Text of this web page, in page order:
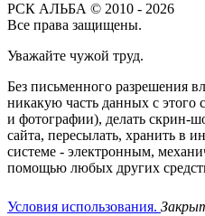
РСК АЛЬБА © 2010 - 2026
Все права защищены.
Уважайте чужой труд.
Без письменного разрешения
никакую часть данных с этого
и фотографии), делать скрин-
сайта, пересылать, хранить в
системе - электронным,
помощью любых других
Условия использования.